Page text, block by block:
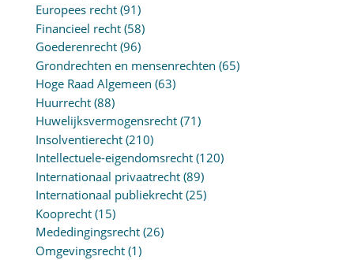
Europees recht(91)
Financieel recht(58)
Goederenrecht(96)
Grondrechten en mensenrechten (65)
Hoge Raad Algemeen (63)
Huurrecht(88)
Huwelijksvermogensrecht(71)
Insolventierecht(210)
Intellectuele-eigendomsrecht(120)
Internationaal privaatrecht(89)
Internationaal publiekrecht(25)
Kooprecht(15)
Mededingingsrecht(26)
Omgevingsrecht(1)